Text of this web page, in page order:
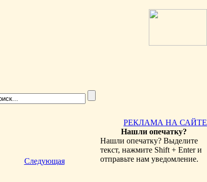
Следующая
РЕКЛАМА НА САЙТЕ
Нашли опечатку?
Нашли опечатку? Выделите
текст, нажмите Shift + Enter и
отправьте нам уведомление.